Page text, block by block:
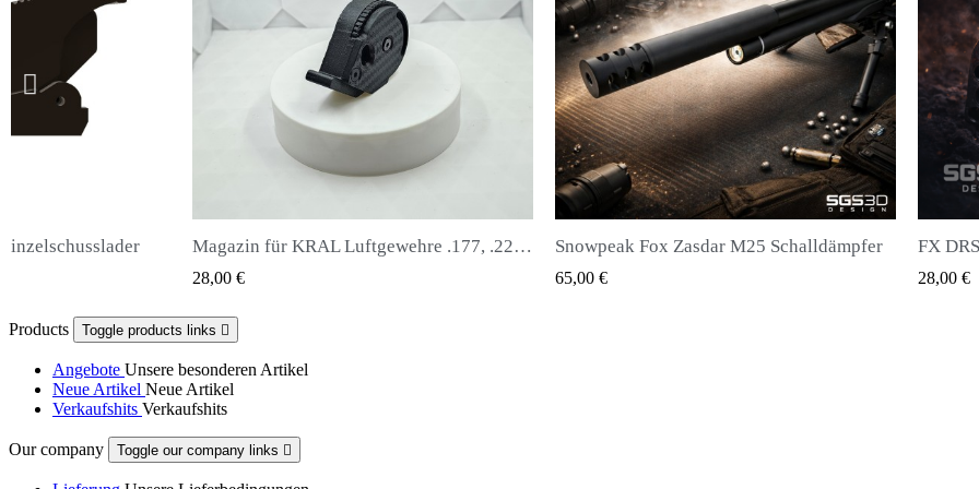
VIEW QUICK VIEW
Snowpeak Fox Zasdar M25 Schalldämpfer
65,00 €
QUICK VIEW FX DRS - Magazin für alle Arten von Kugeln
28,00 €
Huben
20,00 €
Products Toggle products links 
Angebote Unsere besonderen Artikel
Neue Artikel Neue Artikel
Verkaufshits Verkaufshits
Our company Toggle our company links 